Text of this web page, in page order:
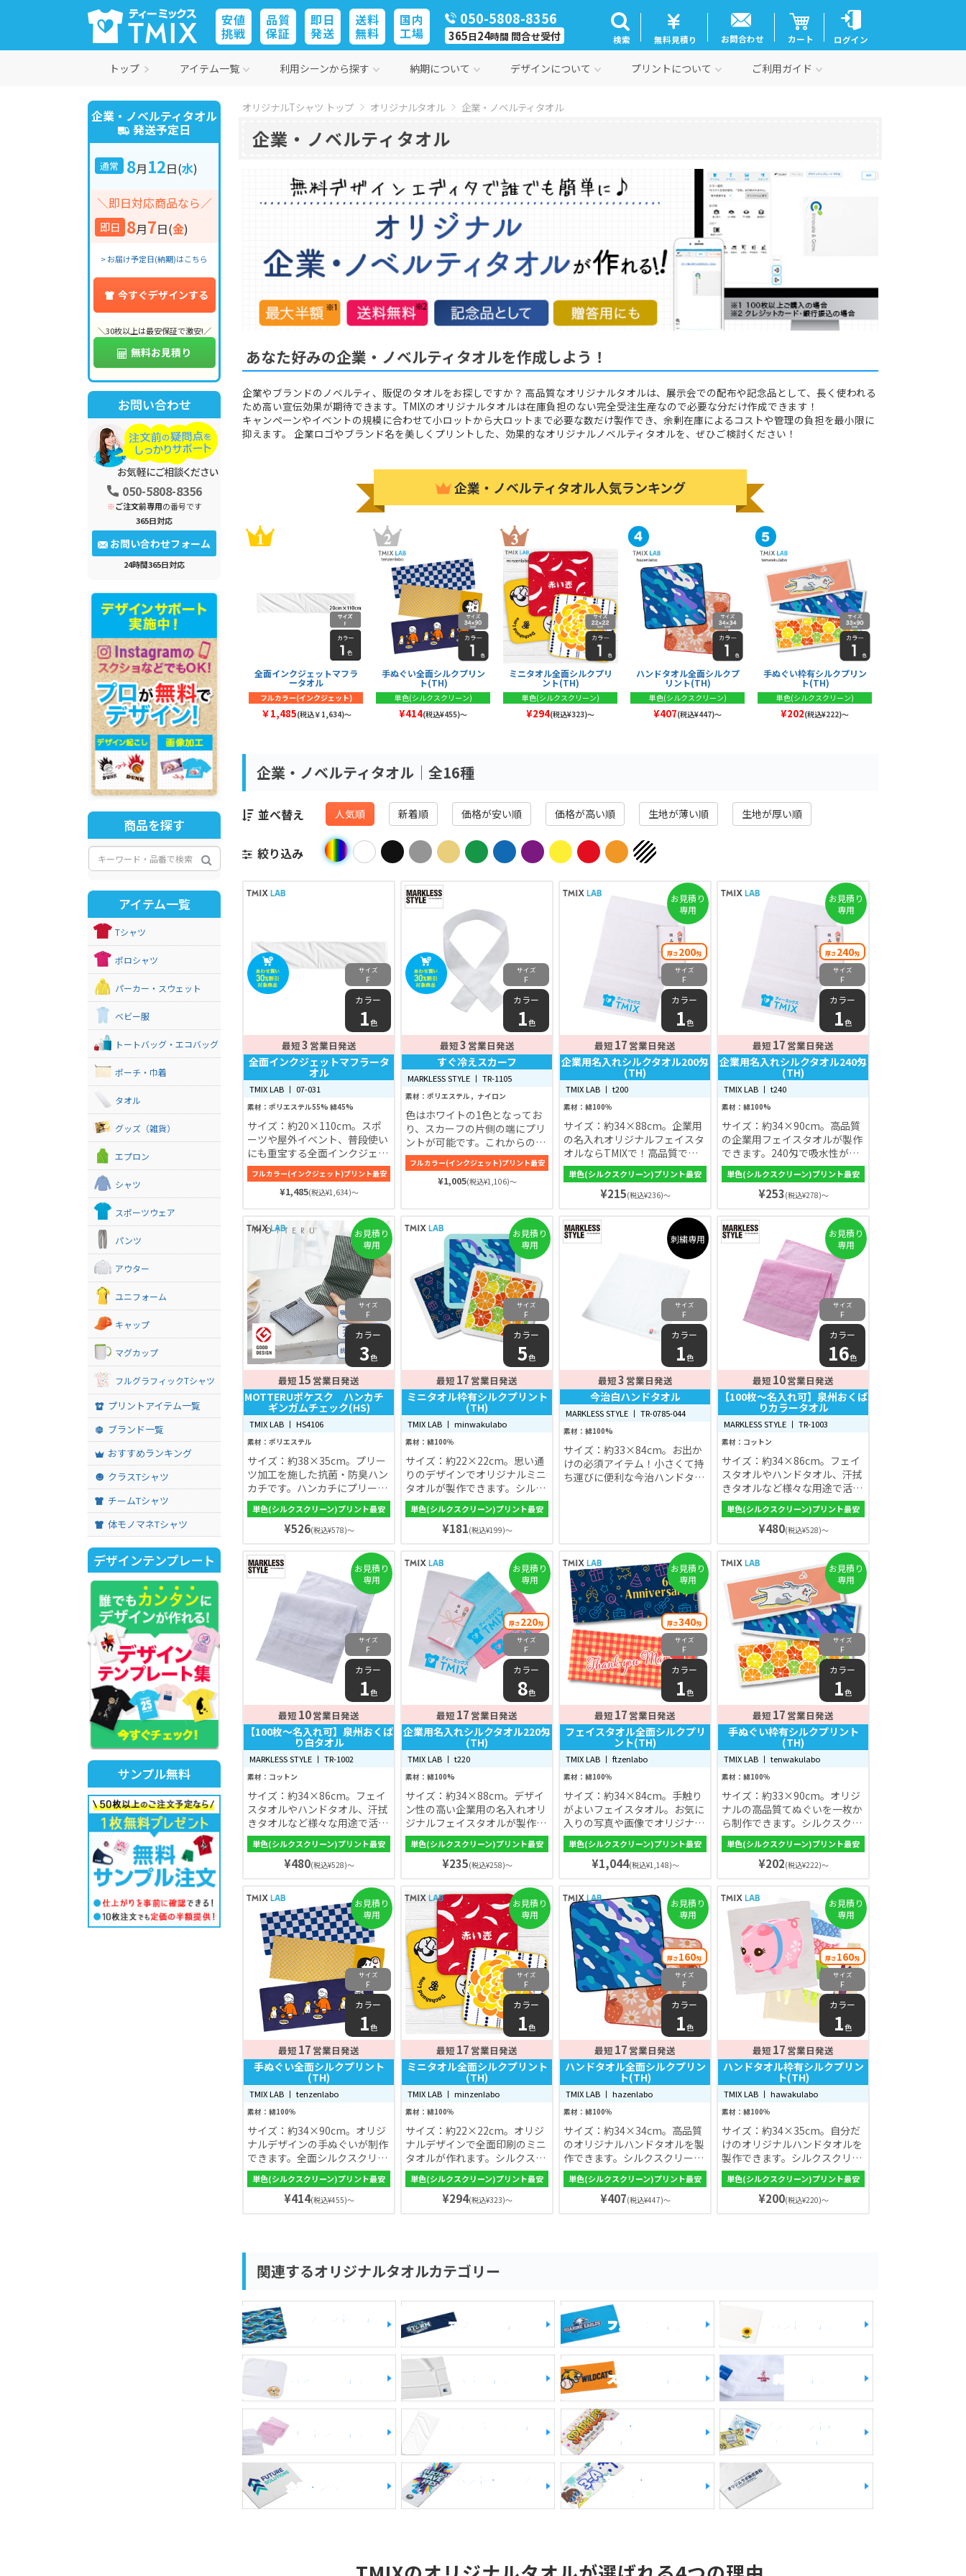
050-5808-8356
365日24時間 問合せ受付
安値
挑戦
品質
保証
即日
発送
送料
無料
国内
工場 検索 無料見積り お問合わせ カート ログイン
トップ アイテム一覧 利用シーンから探す 納期について デザインについて プリントについて ご利用ガイド
オリジナルTシャツ トップ オリジナルタオル 企業・ノベルティタオル
企業・ノベルティタオル
あなた好みの企業・ノベルティタオルを作成しよう！
企業やブランドのノベルティ、販促のタオルをお探しですか？ 高品質なオリジナルタオルは、展示会での配布や記念品として、長く使われる
ため高い宣伝効果が期待できます。TMIXのオリジナルタオルは在庫負担のない完全受注生産なので必要な分だけ作成できます！
キャンペーンやイベントの規模に合わせて小ロットから大ロットまで必要な数だけ製作でき、余剰在庫によるコストや管理の負担を最小限に
抑えます。 企業ロゴやブランド名を美しくプリントした、効果的なオリジナルノベルティタオルを、ぜひご検討ください！
企業・ノベルティタオル人気ランキング
全面インクジェットマフラ
ータオル
フルカラー(インクジェット)
￥1,485(税込￥1,634)〜
手ぬぐい全面シルクプリン
ト(TH)
単色(シルクスクリーン)
¥414(税込¥455)～
ミニタオル全面シルクプリ
ント(TH)
単色(シルクスクリーン)
¥294(税込¥323)～
ハンドタオル全面シルクプ
リント(TH)
単色(シルクスクリーン)
¥407(税込¥447)～
手ぬぐい枠有シルクプリン
ト(TH)
単色(シルクスクリーン)
¥202(税込¥222)～
企業・ノベルティタオル│全16種
並べ替え 人気順 新着順 価格が安い順 価格が高い順 生地が薄い順 生地が厚い順
絞り込み
サイズ
F
カラー
1色
最短3 営業日発送
全面インクジェットマフラータ
オル
TMIX LAB 丨 07-031
素材：ポリエステル55% 綿45%
サイズ：約20×110cm。スポ
ーツや屋外イベント、普段使い
にも重宝する全面インクジェッ
トマフラータオルです。細長い
マフラータオルになっているの
で、ライブイベントなどで首に
ベントなら数枚あってもかさば
らず重宝するはずです♪ タオル
全面にプリントできるため、オ
リジナルのかっこいいデザイン
マフラータオルを作成すること
ができます！
フルカラー(インクジェット)プリント最安
¥1,485(税込¥1,634)～
サイズ
F
カラー
1色
最短3 営業日発送
すぐ冷えスカーフ
MARKLESS STYLE 丨 TR-1105
素材：ポリエステル，ナイロン
色はホワイトの1色となってお
り、スカーフの片側の端にプリ
ントが可能です。これからの暑
い季節、熱中症対策アイテムと
して、スポーツイベントの参加
記念品や屋外開催のイベントノ
しです！
フルカラー(インクジェット)プリント最安
¥1,005(税込¥1,106)～
お見積り
専用
厚さ200匁
サイズ
F
カラー
1色
最短 17 営業日発送
企業用名入れシルクタオル200匁
(TH)
TMIX LAB 丨 t200
素材：綿100％
サイズ：約34×88cm。企業用
の名入れオリジナルフェイスタ
オルならTMIXで！高品質で理
想的なオリジナルフェイスタオ
ルを製作できます。手触りがい
い毛足で、使い心地にもこだわ
ティにもおすすめ！
単色(シルクスクリーン)プリント最安
¥215(税込¥236)～
お見積り
専用
厚さ240匁
サイズ
F
カラー
1色
最短 17 営業日発送
企業用名入れシルクタオル240匁
(TH)
TMIX LAB 丨 t240
素材：綿100%
サイズ：約34×90cm。高品質
の企業用フェイスタオルが製作
できます。240匁で吸水性が高
く、ふわふわ手触り。シルクス
クリーン印刷で発色が良く、色
落ちもしにくいです。届いたら
OPPに入れたり熨斗をつけたり
して納品することも可能です。
単色(シルクスクリーン)プリント最安
¥253(税込¥278)～
お見積り
専用
サイズ
F
カラー
3色
最短 15 営業日発送
MOTTERUポケスク ハンカチ
ギンガムチェック(HS)
TMIX LAB 丨 HS4106
素材：ポリエステル
サイズ：約38×35cm。プリー
ツ加工を施した抗菌・防臭ハン
カチです。ハンカチにプリーツ
加工を施した折り目があり、簡
単に折りたたむことができま
単色(シルクスクリーン)プリント最安
¥526(税込¥578)～
お見積り
専用
サイズ
F
カラー
5色
最短 17 営業日発送
ミニタオル枠有シルクプリント
(TH)
TMIX LAB 丨 minwakulabo
素材：綿100％
サイズ：約22×22cm。思い通
りのデザインでオリジナルミニ
タオルが製作できます。シルク
スクリーン印刷だから発色もよ
く、選択しても色落ちしにく
い。生地の色もホワイト・ブル
ンの5色から選べます。プレゼ
ントやお土産にも。
単色(シルクスクリーン)プリント最安
¥181(税込¥199)～
刺繍専用
サイズ
F
カラー
1色
最短3 営業日発送
今治白ハンドタオル
MARKLESS STYLE 丨 TR-0785-044
素材：綿100%
サイズ：約33×84cm。お出か
けの必須アイテム！小さくて持
ち運びに便利な今治ハンドタオ
お見積り
専用
サイズ
F
カラー
16色
最短 10営業日発送
【100枚〜名入れ可】泉州おくば
りカラータオル
MARKLESS STYLE 丨 TR-1003
素材：コットン
サイズ：約34×86cm。フェイ
スタオルやハンドタオル、汗拭
きタオルなど様々な用途で活用
いただけます。ふわりと柔らか
く、肌触りに優れており、小さ
なお子様のバスタオルや汗拭き
単色(シルクスクリーン)プリント最安
¥480(税込¥528)～
お見積り
専用
サイズ
F
カラー
1色
最短 10営業日発送
【100枚〜名入れ可】泉州おくば
り白タオル
MARKLESS STYLE 丨 TR-1002
素材：コットン
サイズ：約34×86cm。フェイ
スタオルやハンドタオル、汗拭
きタオルなど様々な用途で活用
いただけます。ふわりと柔らか
く、肌触りに優れており、小さ
なお子様のバスタオルや汗拭き
単色(シルクスクリーン)プリント最安
¥480(税込¥528)～
お見積り
専用
厚さ220匁
サイズ
F
カラー
8色
最短 17 営業日発送
企業用名入れシルクタオル220匁
(TH)
TMIX LAB 丨 t220
素材：綿100%
サイズ：約34×88cm。デザイ
ン性の高い企業用の名入れオリ
ジナルフェイスタオルが製作で
きます。シルクスクリーン印刷
なので色ムラがなく、色落ちし
にくい。手触りもよく、使い心
の色もホワイト・サンドブル
ー・サーモン・ティーグリー
ン・サックス・イエロー・ゴー
ルド・ピンクの8色から選べま
す。イベントやノベルティにも
おすすめ！
単色(シルクスクリーン)プリント最安
¥235(税込¥258)～
お見積り
専用
厚さ340匁
サイズ
F
カラー
1色
最短 17 営業日発送
フェイスタオル全面シルクプリ
ント(TH)
TMIX LAB 丨 ftzenlabo
素材：綿100％
サイズ：約34×84cm。手触り
がよいフェイスタオル。お気に
入りの写真や画像でオリジナル
デザインを全面にシルクプリン
トしたタオルを1枚から製作で
きます。
単色(シルクスクリーン)プリント最安
¥1,044(税込¥1,148)～
お見積り
専用
サイズ
F
カラー
1色
最短 17 営業日発送
手ぬぐい枠有シルクプリント
(TH)
TMIX LAB 丨 tenwakulabo
素材：綿100％
サイズ：約33×90cm。オリジ
ナルの高品質てぬぐいを一枚か
ら制作できます。シルクスクリ
ーン印刷だから細かいデザイン
も思い通り。高級感があって上
品な仕上がりです。オプション
れて納品もできます。
単色(シルクスクリーン)プリント最安
¥202(税込¥222)～
お見積り
専用
サイズ
F
カラー
1色
最短 17 営業日発送
手ぬぐい全面シルクプリント
(TH)
TMIX LAB 丨 tenzenlabo
素材：綿100％
サイズ：約34×90cm。オリジ
ナルデザインの手ぬぐいが制作
できます。全面シルクスクリー
ン印刷だから想像通りのデザイ
ンが表現できます。オプション
で熨斗やOPPに入れて納品でき
単色(シルクスクリーン)プリント最安
¥414(税込¥455)～
お見積り
専用
サイズ
F
カラー
1色
最短 17 営業日発送
ミニタオル全面シルクプリント
(TH)
TMIX LAB 丨 minzenlabo
素材：綿100％
サイズ：約22×22cm。オリジ
ナルデザインで全面印刷のミニ
タオルが作れます。シルクスク
リーンプリントで理想通りのデ
ザインが可能。手触りが気持ち
いい高品質のミニタオルです。
単色(シルクスクリーン)プリント最安
¥294(税込¥323)～
お見積り
専用
厚さ160匁
サイズ
F
カラー
1色
最短 17 営業日発送
ハンドタオル全面シルクプリン
ト(TH)
TMIX LAB 丨 hazenlabo
素材：綿100％
サイズ：約34×34cm。高品質
のオリジナルハンドタオルを製
作できます。シルクスクリーン
印刷だから発色もよく、洗って
も色落ちしにくい。ふわふわな
手触りで吸収力も抜群。持ち運
単色(シルクスクリーン)プリント最安
¥407(税込¥447)～
お見積り
専用
厚さ160匁
サイズ
F
カラー
1色
最短 17 営業日発送
ハンドタオル枠有シルクプリン
ト(TH)
TMIX LAB 丨 hawakulabo
素材：綿100％
サイズ：約34×35cm。自分だ
けのオリジナルハンドタオルを
製作できます。シルクスクリー
ン印刷だから細かいデザインも
思いのまま。洗っても色落ちし
にくい。ふわふわな手触りで吸
単色(シルクスクリーン)プリント最安
¥200(税込¥220)～
関連するオリジナルタオルカテゴリー
全面プリントタオ
ル
マフラータオル フェイスタオル ハンドタオル
ハンカチタオル バスタオル スポーツタオル 刺繍タオル
コットンタオル
ポリエステルタオ
ル
部活・チーム向け
タオル
ワンポイント(枠
有)印刷タオル
企業・ノベルティ
イベント・ライブ
文化祭・体育祭
クラス
名入れ
企業・ノベルティタオル
発送予定日
通常 8月12日(水)
＼即日対応商品なら／
即日 8月7日(金)
> お届け予定日(納期)はこちら
今すぐデザインする
＼30枚以上は最安保証で激安!／
無料お見積り
お問い合わせ
050-5808-8356
※ご注文前専用の番号です
365日対応
お問い合わせフォーム
24時間365日対応
商品を探す
アイテム一覧
Tシャツ
ポロシャツ
パーカー・スウェット
ベビー服
トートバッグ・エコバッグ
ポーチ・巾着
タオル
グッズ（雑貨）
エプロン
シャツ
スポーツウェア
パンツ
アウター
ユニフォーム
キャップ
マグカップ
フルグラフィックTシャツ
プリントアイテム一覧
ブランド一覧
おすすめランキング
クラスTシャツ
チームTシャツ
体モノマネTシャツ
デザインテンプレート
サンプル無料